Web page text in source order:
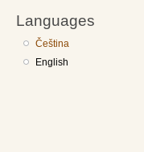
Languages
Čeština
English